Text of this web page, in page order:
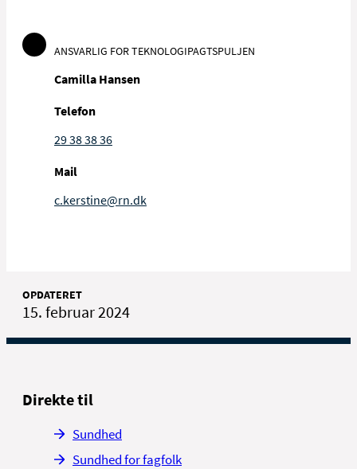
ANSVARLIG FOR TEKNOLOGIPAGTSPULJEN
Camilla Hansen
Telefon
29 38 38 36
Mail
c.kerstine@rn.dk
OPDATERET
15. februar 2024
Direkte til
Sundhed
Sundhed for fagfolk